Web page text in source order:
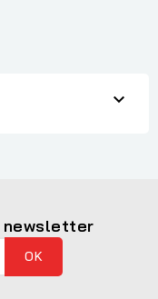

newsletter